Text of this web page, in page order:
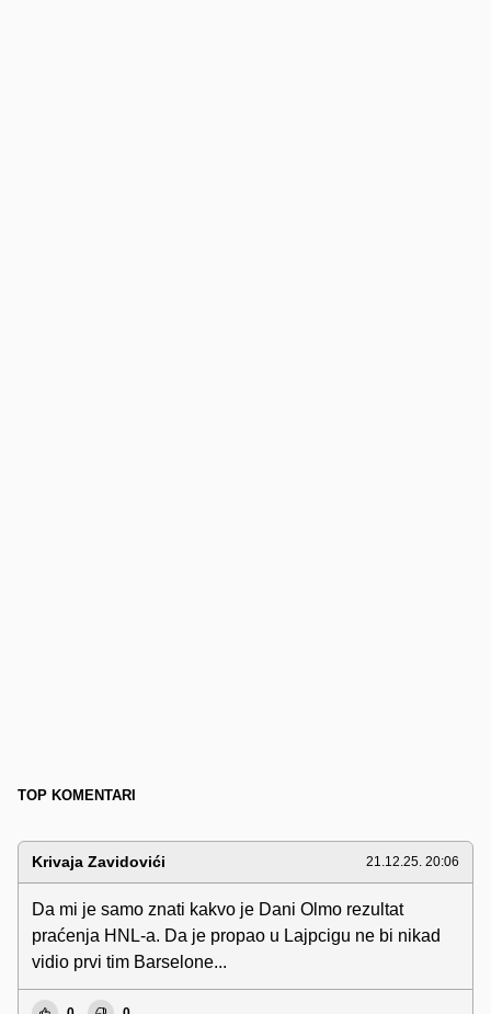
TOP KOMENTARI
Krivaja Zavidovići 21.12.25. 20:06
Da mi je samo znati kakvo je Dani Olmo rezultat
praćenja HNL-a. Da je propao u Lajpcigu ne bi nikad
vidio prvi tim Barselone...